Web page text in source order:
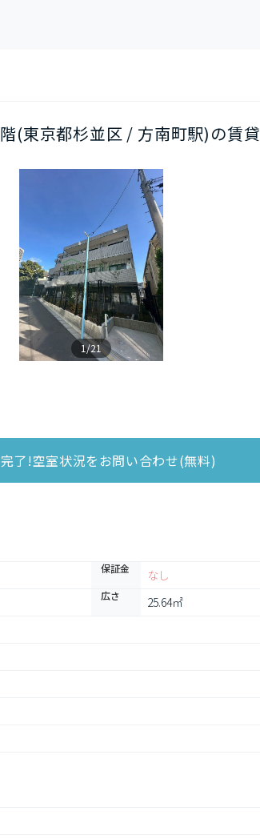
(東京都杉並区 / 方南町駅)の賃貸
1/21
了!空室状況をお問い合わせ(無料)
保証金 なし
広さ 25.64㎡